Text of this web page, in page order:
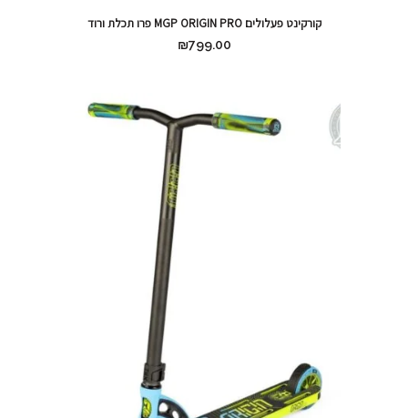
קורקינט פעלולים MGP ORIGIN PRO פרו תכלת ורוד
₪799.00